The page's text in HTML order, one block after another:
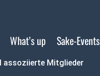
What’s up Sake-Events
assoziierte Mitglieder